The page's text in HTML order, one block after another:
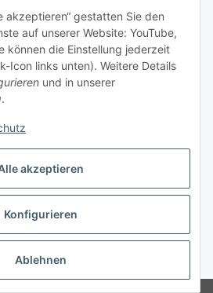
Abonnieren
mir entsprechend Ihrer
und jederzeit widerruflich
Produktsortiment per E-Mail zu.
USt., zzgl.Versand
akzeptieren“ gestatten Sie den
auf unserer Website: YouTube,
können die Einstellung jederzeit
Icon links unten). Weitere Details
und in unserer
.
akzeptieren
Konfigurieren
Ablehnen